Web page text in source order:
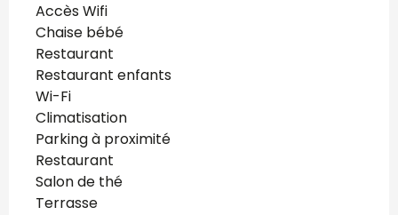
Accès Wifi
Chaise bébé
Restaurant
Restaurant enfants
Wi-Fi
Climatisation
Parking à proximité
Restaurant
Salon de thé
Terrasse